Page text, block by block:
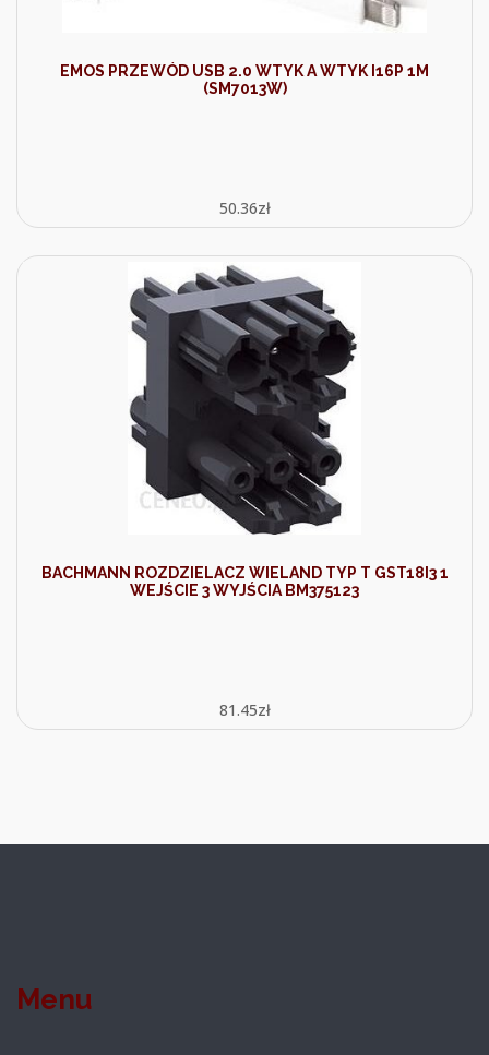
EMOS PRZEWÓD USB 2.0 WTYK A WTYK I16P 1M
(SM7013W)
50.36zł
BACHMANN ROZDZIELACZ WIELAND TYP T GST18I3 1
WEJŚCIE 3 WYJŚCIA BM375123
81.45zł
Menu